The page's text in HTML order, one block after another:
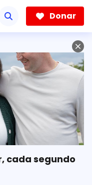
Donar
cada segundo